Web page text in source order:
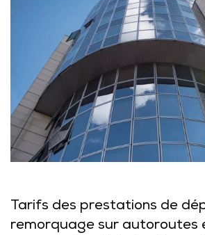
Tarifs des prestations de
remorquage sur autoroutes